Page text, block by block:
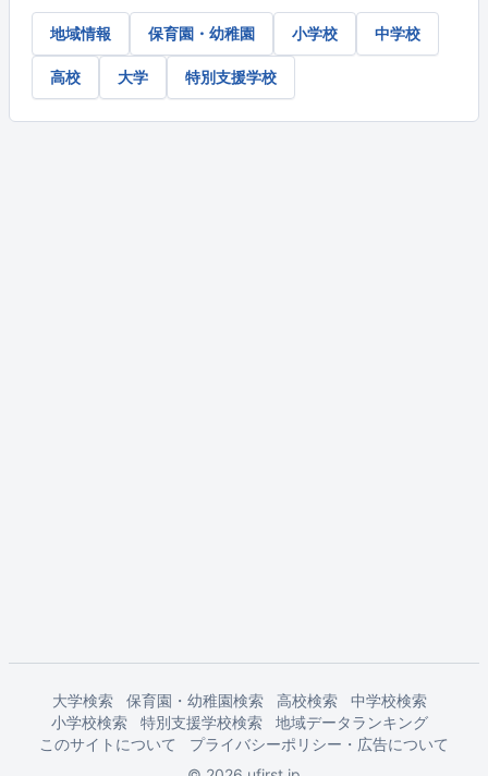
地域情報 保育園・幼稚園 小学校 中学校
高校 大学 特別支援学校
大学検索 保育園・幼稚園検索 高校検索
中学校検索
小学校検索
特別支援学校検索
地域データランキング
このサイトについて
プライバシーポリシー・広告について